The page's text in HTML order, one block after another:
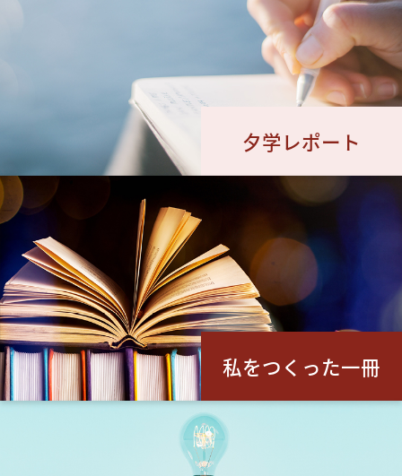
夕学レポート
私をつくった一冊